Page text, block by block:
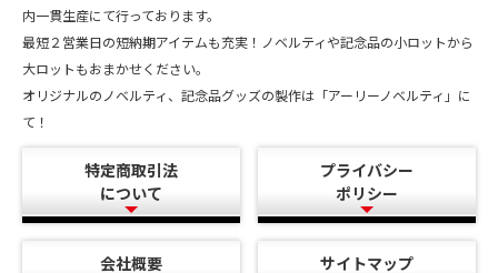
内一貫生産にて行っております。
最短２営業日の短納期アイテムも充実！ノベルティや記念品の小ロットから
大ロットもおまかせください。
オリジナルのノベルティ、記念品グッズの製作は「アーリーノベルティ」に
て！
特定商取引法
について
プライバシー
ポリシー
会社概要 サイトマップ